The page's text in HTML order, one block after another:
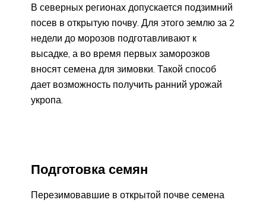
В северных регионах допускается подзимний
посев в открытую почву. Для этого землю за 2
недели до морозов подготавливают к
высадке, а во время первых заморозков
вносят семена для зимовки. Такой способ
дает возможность получить ранний урожай
укропа.
Подготовка семян
Перезимовавшие в открытой почве семена